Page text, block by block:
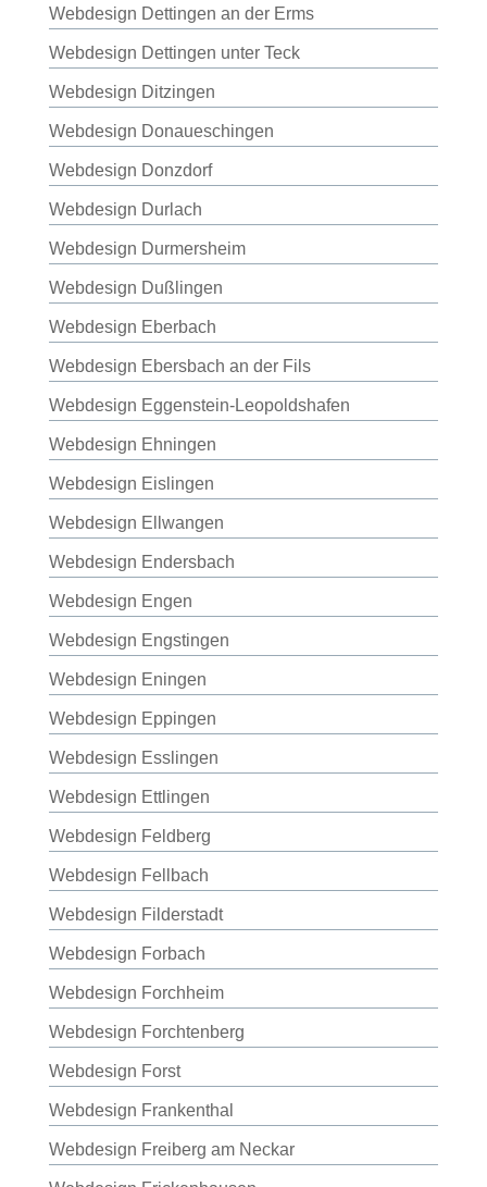
Webdesign Dettingen an der Erms
Webdesign Dettingen unter Teck
Webdesign Ditzingen
Webdesign Donaueschingen
Webdesign Donzdorf
Webdesign Durlach
Webdesign Durmersheim
Webdesign Dußlingen
Webdesign Eberbach
Webdesign Ebersbach an der Fils
Webdesign Eggenstein-Leopoldshafen
Webdesign Ehningen
Webdesign Eislingen
Webdesign Ellwangen
Webdesign Endersbach
Webdesign Engen
Webdesign Engstingen
Webdesign Eningen
Webdesign Eppingen
Webdesign Esslingen
Webdesign Ettlingen
Webdesign Feldberg
Webdesign Fellbach
Webdesign Filderstadt
Webdesign Forbach
Webdesign Forchheim
Webdesign Forchtenberg
Webdesign Forst
Webdesign Frankenthal
Webdesign Freiberg am Neckar